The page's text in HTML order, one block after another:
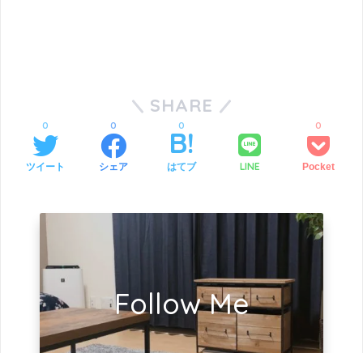
SHARE
ツイート
0
シェア
0
はてブ
0
LINE Pocket
0
Follow Me